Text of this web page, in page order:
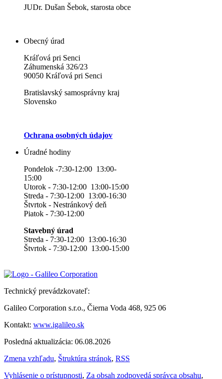
JUDr. Dušan Šebok, starosta obce
Obecný úrad
Kráľová pri Senci
Záhumenská 326/23
90050 Kráľová pri Senci
Bratislavský samosprávny kraj
Slovensko
Ochrana osobných údajov
Úradné hodiny
Pondelok -7:30-12:00 13:00-
15:00
Utorok - 7:30-12:00 13:00-15:00
Streda - 7:30-12:00 13:00-16:30
Štvrtok - Nestránkový deň
Piatok - 7:30-12:00
Stavebný úrad
Streda - 7:30-12:00 13:00-16:30
Štvrtok - 7:30-12:00 13:00-15:00
Technický prevádzkovateľ:
Galileo Corporation s.r.o., Čierna Voda 468, 925 06
Kontakt: www.igalileo.sk
Posledná aktualizácia: 06.08.2026
Zmena vzhľadu, Štruktúra stránok, RSS
Vyhlásenie o prístupnosti, Za obsah zodpovedá správca obsahu,